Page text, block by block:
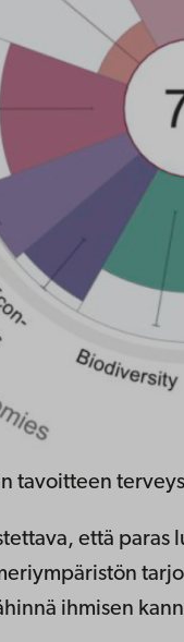
tavoitteen
että paras
ihmisen